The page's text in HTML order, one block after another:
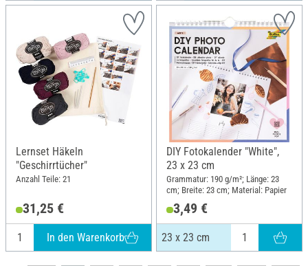
Lernset Häkeln
"Geschirrtücher"
Anzahl Teile: 21
31,25 €
In den Warenkorb
DIY Fotokalender "White",
23 x 23 cm
Grammatur: 190 g/m²; Länge: 23
cm; Breite: 23 cm; Material: Papier
3,49 €
23 x 23 cm